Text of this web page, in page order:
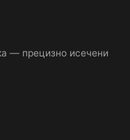
— прецизно исечени